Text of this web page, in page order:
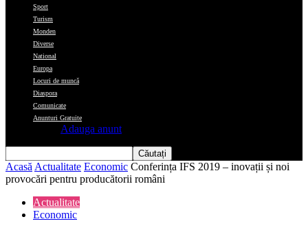
Sport
Turism
Monden
Diverse
National
Europa
Locuri de muncă
Diaspora
Comunicate
Anunturi Gratuite
Adauga anunt
Acasă Actualitate Economic Conferința IFS 2019 – inovații și noi
provocări pentru producătorii români
Actualitate
Economic